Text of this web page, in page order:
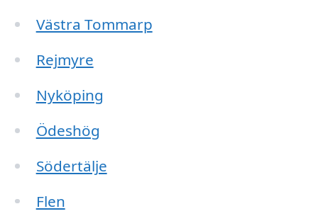
Västra Tommarp
Rejmyre
Nyköping
Ödeshög
Södertälje
Flen